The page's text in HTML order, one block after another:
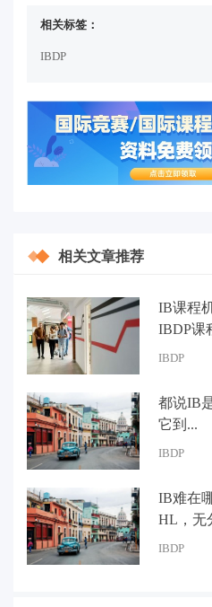
相关标签：
IBDP
相关文章推荐
IB课程
IBDP课
IBDP
都说IB
它到...
IBDP
IB难在
HL，无
IBDP